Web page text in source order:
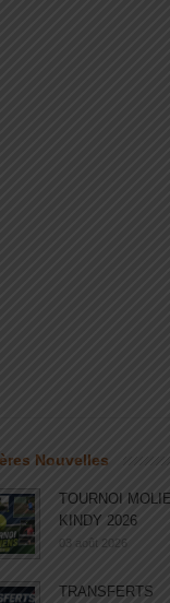
Nouvelles
TOURNOI
KINDY 2026
03 août 2026
TRANSFERTS